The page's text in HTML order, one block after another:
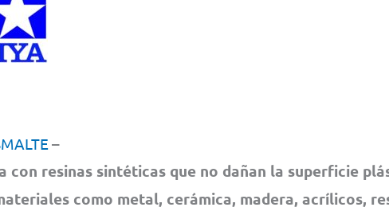
TE–
con resinas sintéticas que no dañan la superficie
como metal, cerámica, madera, acrílicos,